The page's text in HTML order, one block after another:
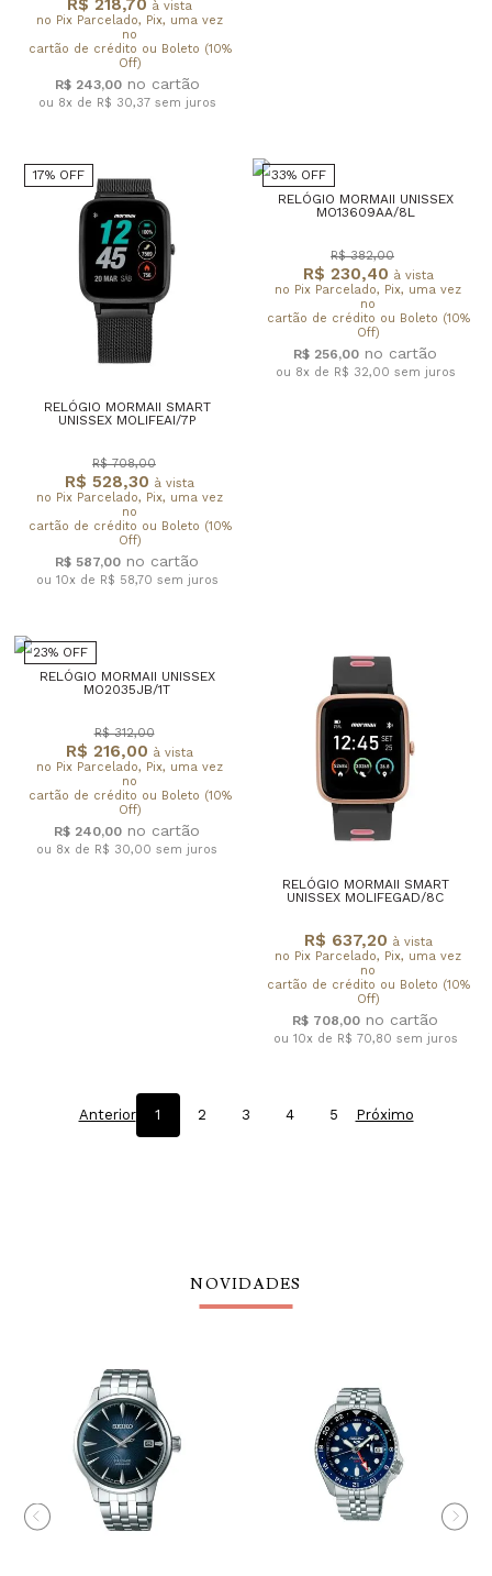
R$ 218,70 à vista
no Pix Parcelado, Pix, uma vez
no
cartão de crédito ou Boleto (10%
Off)
R$ 243,00
ou 8x de R$ 30,37 sem juros
17% OFF
RELÓGIO MORMAII SMART
UNISSEX MOLIFEAI/7P
R$ 528,30 à vista
no Pix Parcelado, Pix, uma vez
no
cartão de crédito ou Boleto (10%
Off)
R$ 708,00
R$ 587,00
ou 10x de R$ 58,70 sem juros
33% OFF
RELÓGIO MORMAII UNISSEX
MO13609AA/8L
R$ 230,40 à vista
no Pix Parcelado, Pix, uma vez
no
cartão de crédito ou Boleto (10%
Off)
R$ 382,00
R$ 256,00
ou 8x de R$ 32,00 sem juros
23% OFF
RELÓGIO MORMAII UNISSEX
MO2035JB/1T
R$ 216,00 à vista
no Pix Parcelado, Pix, uma vez
no
cartão de crédito ou Boleto (10%
Off)
R$ 312,00
R$ 240,00
ou 8x de R$ 30,00 sem juros
RELÓGIO MORMAII SMART
UNISSEX MOLIFEGAD/8C
R$ 637,20 à vista
no Pix Parcelado, Pix, uma vez
no
cartão de crédito ou Boleto (10%
Off)
R$ 708,00
ou 10x de R$ 70,80 sem juros
Anterior 1 2 3 4 5 Próximo
NOVIDADES